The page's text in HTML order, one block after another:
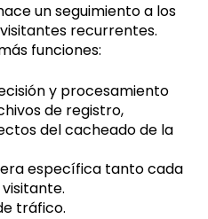
un seguimiento a los
recurrentes.
funciones:
y procesamiento
de registro,
del cacheado de la
específica tanto cada
tráfico.